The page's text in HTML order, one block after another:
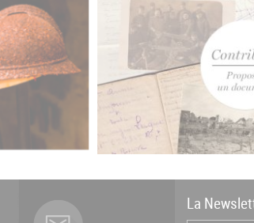
La News